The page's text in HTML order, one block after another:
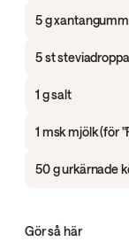
5 g
5 st
1 g salt
1 msk mjölk (för
50 g urkärnade
Gör så här